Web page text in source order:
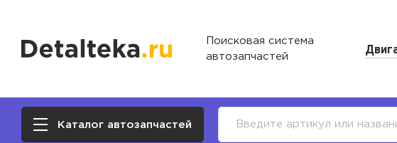
Поисковая система
автозапчастей
Каталог автозапчастей